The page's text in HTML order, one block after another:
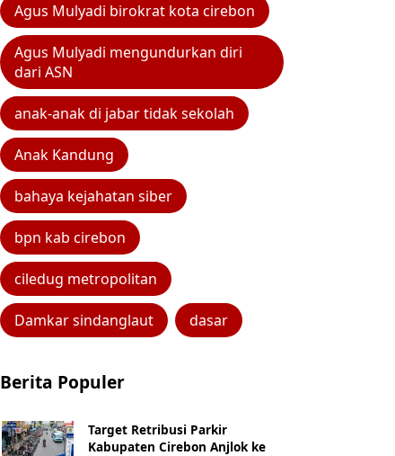
Agus Mulyadi birokrat kota cirebon
Agus Mulyadi mengundurkan diri
dari ASN
anak-anak di jabar tidak sekolah
Anak Kandung
bahaya kejahatan siber
bpn kab cirebon
ciledug metropolitan
Damkar sindanglaut dasar
Berita Populer
Target Retribusi Parkir
Kabupaten Cirebon Anjlok ke